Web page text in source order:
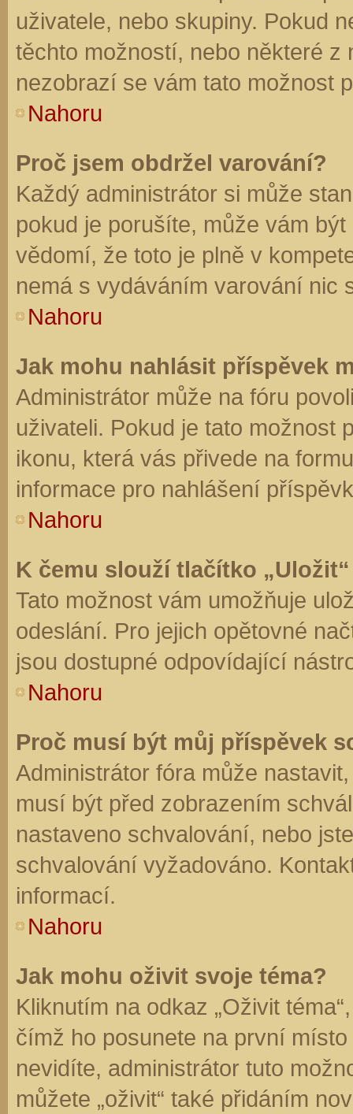
uživatele, nebo skupiny. Pokud
těchto možností, nebo některé z
nezobrazí se vám tato možnost
Nahoru
Proč jsem obdržel varování?
Každý administrátor si může
pokud je porušíte, může vám
vědomí, že toto je plně v
nemá s vydáváním varování nic
Nahoru
Jak mohu nahlásit příspěvek
Administrátor může na fóru
uživateli. Pokud je tato možnost
ikonu, která vás přivede na
informace pro nahlášení
Nahoru
K čemu slouží tlačítko
Tato možnost vám umožňuje
odeslání. Pro jejich opětovné
jsou dostupné odpovídající
Nahoru
Proč musí být můj příspěvek
Administrátor fóra může
musí být před zobrazením
nastaveno schvalování, nebo
schvalování vyžadováno.
informací.
Nahoru
Jak mohu oživit svoje téma?
Kliknutím na odkaz „Oživit
čímž ho posunete na první
nevidíte, administrátor tuto
můžete „oživit“ také přidáním